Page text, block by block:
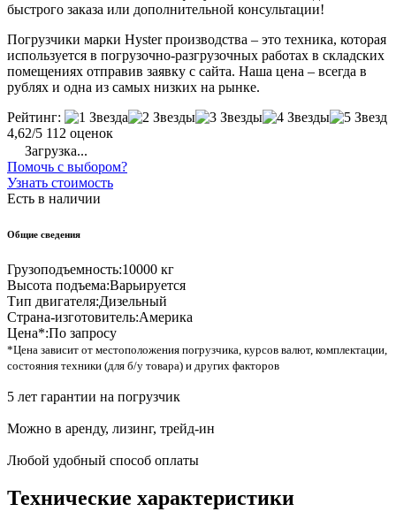
быстрого заказа или дополнительной консультации!
Погрузчики марки Hyster производства – это техника, которая
используется в погрузочно-разгрузочных работах в складских
помещениях отправив заявку с сайта. Наша цена – всегда в
рублях и одна из самых низких на рынке.
Рейтинг:
4,62/5 112 оценок
Загрузка...
Помочь с выбором?
Узнать стоимость
Есть в наличии
Общие сведения
Грузоподъемность:10000 кг
Высота подъема:Варьируется
Тип двигателя:Дизельный
Страна-изготовитель:Америка
Цена*:По запросу
*Цена зависит от местоположения погрузчика, курсов валют, комплектации,
состояния техники (для б/у товара) и других факторов
5 лет гарантии на погрузчик
Можно в аренду, лизинг, трейд-ин
Любой удобный способ оплаты
Технические характеристики